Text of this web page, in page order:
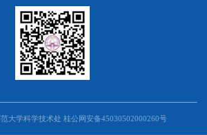
大学科学技术处 桂公网安备45030502000260号